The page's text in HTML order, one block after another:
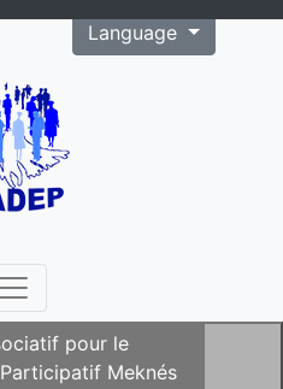
Language
pour le
Meknés